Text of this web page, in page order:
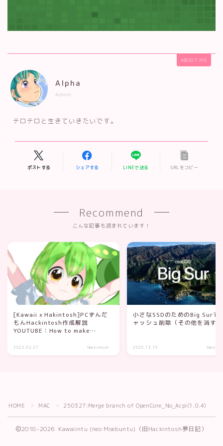
ABOUT ME
Alpha
Admin
テロテロと生きていきたいです。
ポストする シェアする LINEで送る URLをコピー
Recommend
こんな記事も読まれています！
[Kawaii x Hakintosh]PCずんだ
もんHackintosh作成解説
YOUTUBE：How to make
2022.02.27 Hackintosh
小さなSSDのためのBig Surで
ャッシュ削除（その他を消す）
2020.12.16
HOME ＞ MAC ＞ 250327:Merge branch of OpenCore_No_Acpi(1.0.4)
2018–2026 Kawaiintu (neo Moebuntu)（旧Hackintosh夢日記）